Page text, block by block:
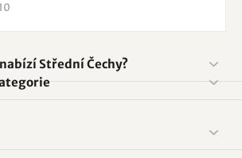
10
Střední Čechy?